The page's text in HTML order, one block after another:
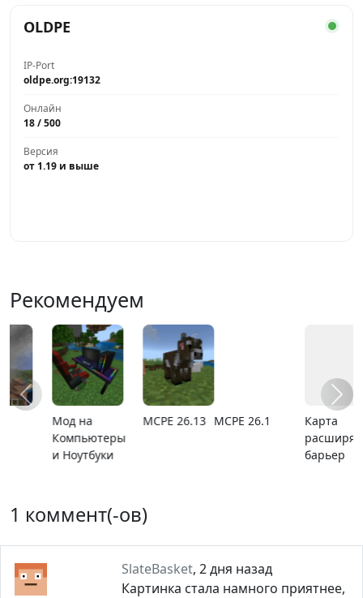
OLDPE
IP-Port
oldpe.org:19132
Онлайн
18 / 500
Версия
от 1.19 и выше
Рекомендуем
MCPE 26.1
расширяющийся
барьер
Карта ада
MCPE
1.21.110.20
1 коммент(-ов)
SlateBasket, 2 дня назад
Картинка стала намного приятнее,